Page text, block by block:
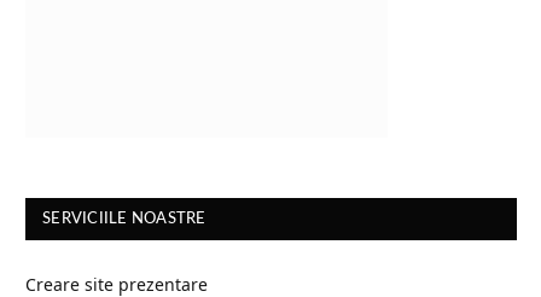
SERVICIILE NOASTRE
Creare site prezentare